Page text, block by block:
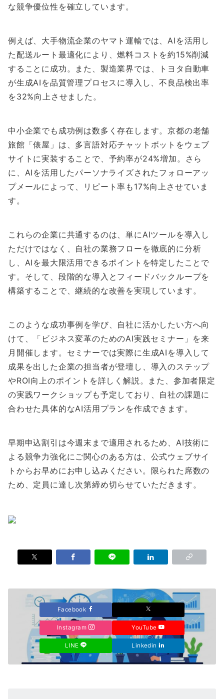
な競争優位性を確立しています。
例えば、大手物流企業のヤマト運輸では、AIを活用し
た配送ルート最適化により、燃料コストを約15%削減
することに成功。また、製造業界では、トヨタ自動車
が生成AIを品質管理プロセスに導入し、不良品検出率
を32%向上させました。
中小企業でも成功例は数多く存在します。京都の老舗
旅館「俵屋」は、多言語対応チャットボットをウェブ
サイトに実装することで、予約率が24%増加。さら
に、AIを活用したパーソナライズされたフォローアッ
プメールによって、リピート率も17%向上させていま
す。
これらの企業に共通するのは、単にAIツールを導入し
ただけではなく、自社の業務フローを徹底的に分析
し、AIを最大限活用できるポイントを特定したことで
す。そして、段階的な導入とフィードバックループを
構築することで、継続的な改善を実現しています。
このような成功事例を学び、自社に活かしたい方へ向
けて、「ビジネス変革のためのAI実践セミナー」を来
月開催します。セミナーでは実際に生成AIを導入して
成果を出した企業の担当者が登壇し、導入のステップ
やROI向上のポイントを詳しく解説。また、参加者限定
の実践ワークショップも予定しており、自社の課題に
合わせた具体的なAI活用プランを作成できます。
早期申込割引は今週末まで適用されるため、AI技術に
よる競争力強化にご関心のある方は、公式ウェブサイ
トからお早めにお申し込みください。限られた席数の
ため、定員に達し次第締め切らせていただきます。
Facebook
Instagram YouTube
LINE Linkedin